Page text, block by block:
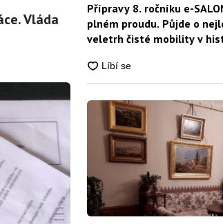
Vláda
Přípravy 8. ročníku e-
plném proudu. Půjde o
veletrh čisté mobility v